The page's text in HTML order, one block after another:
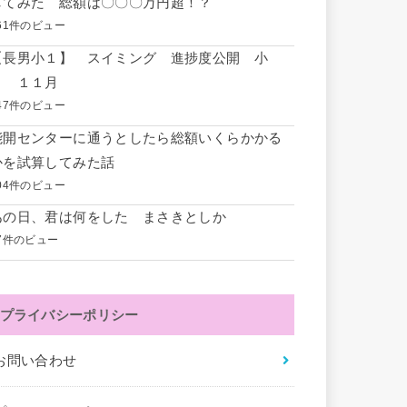
件のビュー
長男小１】 スイミング 進捗度公開 小
１１月
件のビュー
開センターに通うとしたら総額いくらかかる
を試算してみた話
件のビュー
の日、君は何をした まさきとしか
のビュー
プライバシーポリシー
問い合わせ